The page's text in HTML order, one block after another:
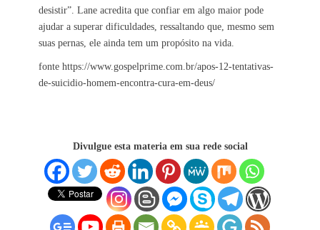
desistir”. Lane acredita que confiar em algo maior pode
ajudar a superar dificuldades, ressaltando que, mesmo sem
suas pernas, ele ainda tem um propósito na vida.
fonte https://www.gospelprime.com.br/apos-12-tentativas-
de-suicidio-homem-encontra-cura-em-deus/
Divulgue esta materia em sua rede social